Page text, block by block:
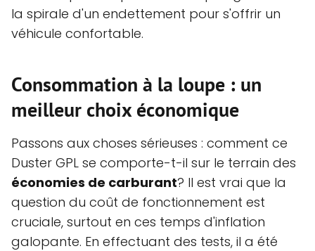
la spirale d'un endettement pour s'offrir un
véhicule confortable.
Consommation à la loupe : un
meilleur choix économique
Passons aux choses sérieuses : comment ce
Duster GPL se comporte-t-il sur le terrain des
économies de carburant? Il est vrai que la
question du coût de fonctionnement est
cruciale, surtout en ces temps d'inflation
galopante. En effectuant des tests, il a été